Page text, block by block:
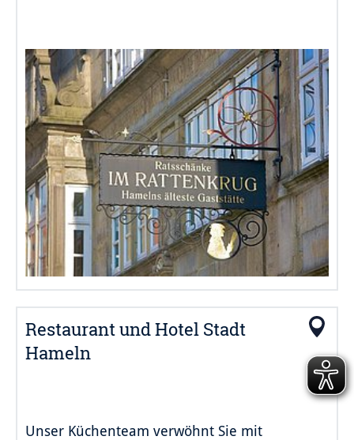
Restaurant und Hotel Stadt
Hameln
Unser Küchenteam verwöhnt Sie mit